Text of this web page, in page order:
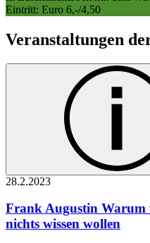
Eintritt: Euro 6,-/4,50
Veranstaltungen
28.2.2023
Frank Augustin Warum
nichts wissen wollen